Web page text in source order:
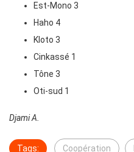
Est-Mono 3
Haho 4
Kloto 3
Cinkassé 1
Tône 3
Oti-sud 1
Djami A.
Tags: Coopération